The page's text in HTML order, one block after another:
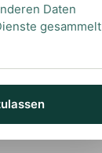
Daten
gesammelt